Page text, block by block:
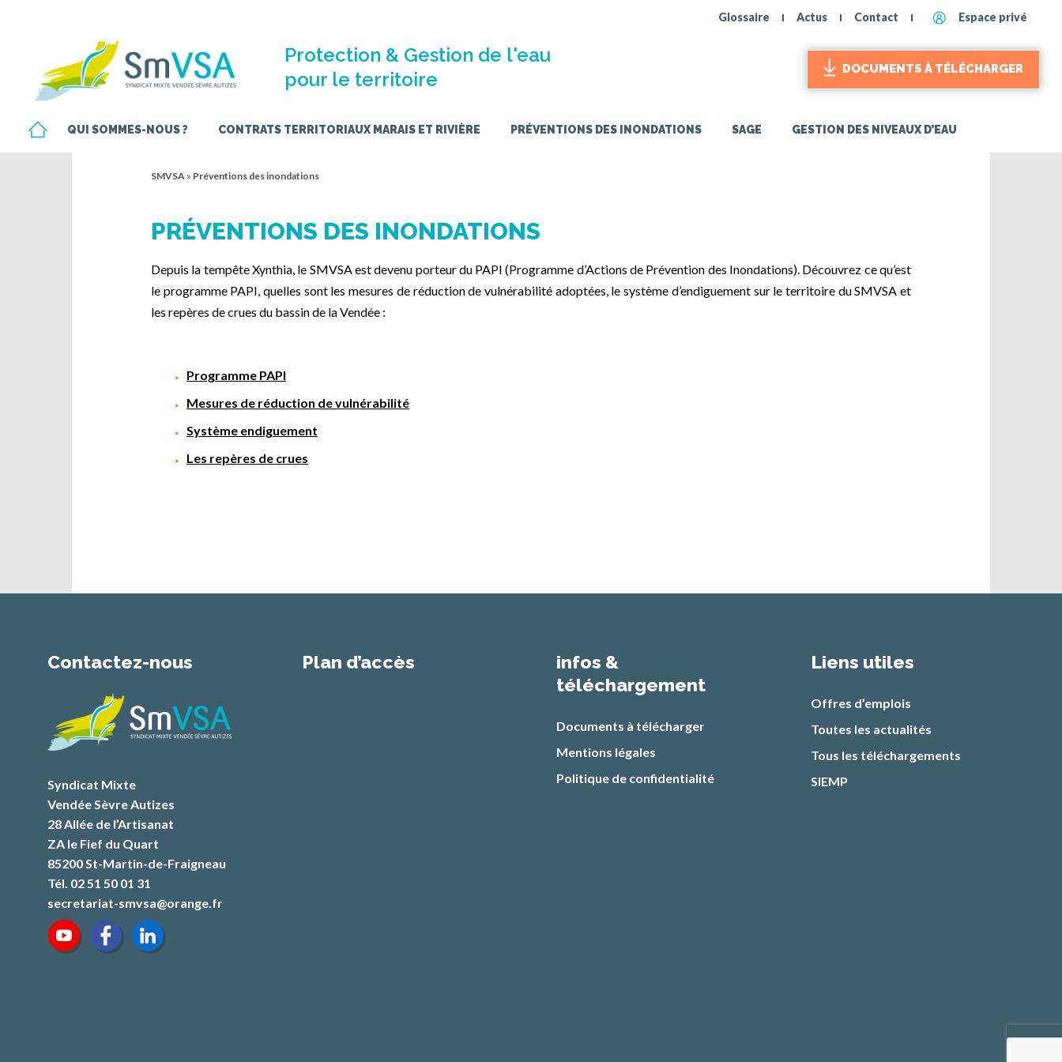
Glossaire Actus Contact Espace privé
Protection & Gestion de l'eau
pour le territoire
DOCUMENTS À TÉLÉCHARGER
QUI SOMMES-NOUS ? CONTRATS TERRITORIAUX MARAIS ET RIVIÈRE PRÉVENTIONS DES INONDATIONS SAGE GESTION DES NIVEAUX D’EAU
SMVSA » Préventions des inondations
PRÉVENTIONS DES INONDATIONS
Depuis la tempête Xynthia, le SMVSA est devenu porteur du PAPI (Programme d’Actions de Prévention des Inondations). Découvrez ce qu’est
le programme PAPI, quelles sont les mesures de réduction de vulnérabilité adoptées, le système d’endiguement sur le territoire du SMVSA et
les repères de crues du bassin de la Vendée :
Programme PAPI
Mesures de réduction de vulnérabilité
Système endiguement
Les repères de crues
Contactez-nous
Syndicat Mixte
Vendée Sèvre Autizes
28 Allée de l’Artisanat
ZA le Fief du Quart
85200 St-Martin-de-Fraigneau
Tél. 02 51 50 01 31
secretariat-smvsa@orange.fr
Plan d’accès
infos &
téléchargement
Documents à télécharger
Mentions légales
Politique de confidentialité
Liens utiles
Offres d’emplois
Toutes les actualités
Tous les téléchargements
SIEMP